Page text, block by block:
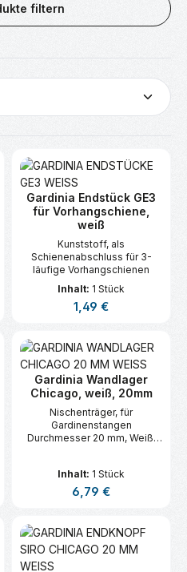
filtern
Gardinia Endstück GE3
für Vorhangschiene,
weiß
Kunststoff, als
Schienenabschluss für 3-
läufige Vorhangschienen
Inhalt: 1 Stück
Regulärer Preis:
1,49 €
Gardinia Wandlager
Chicago, weiß, 20mm
Nischenträger, für
Gardinenstangen
Durchmesser 20 mm, Weiß,
Befestigungsmaterial
Inhalt: 1 Stück
Regulärer Preis:
6,79 €